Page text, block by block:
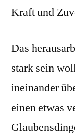
Kraft und
Das
stark sein
ineinander
einen etwas